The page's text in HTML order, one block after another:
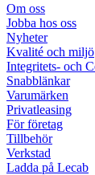
Om oss
Jobba hos oss
Nyheter
Kvalité och miljö
Integritets- och
Snabblänkar
Varumärken
Privatleasing
För företag
Tillbehör
Verkstad
Ladda på Lecab